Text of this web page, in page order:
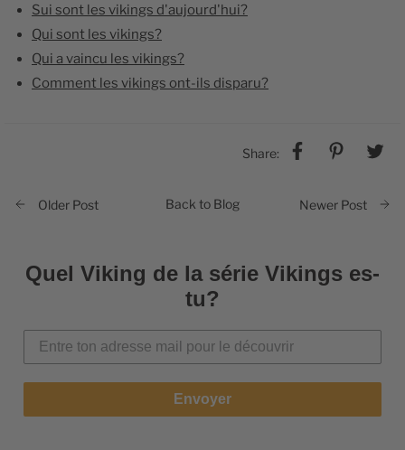
Sui sont les vikings d'aujourd'hui​?
Qui sont les vikings​?
Qui a vaincu les vikings​?
Comment les vikings ont-ils disparu​?
Share:
Older Post Back to Blog Newer Post
Quel Viking de la série Vikings es-
tu?
Envoyer